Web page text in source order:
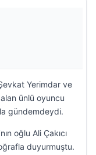
Yerimdar ve
ünlü oyuncu
gündemdeydi.
oğlu Ali Çakıcı
duyurmuştu.